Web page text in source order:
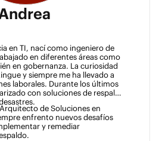
en TI, nací como ingeniero de
en diferentes áreas como
en gobernanza. La curiosidad
y siempre me ha llevado a
laborales. Durante los últimos
con soluciones de respaldo
de Soluciones en
enfrento nuevos desafíos
y remediar